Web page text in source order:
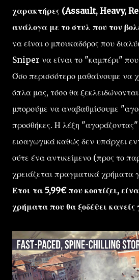
χαρακτήρες (Assault, Heavy,
ανάλογα με το στυλ που τον
να είναι ο μπουκαδόρος που
Sniper να είναι το "καμπέρι" που
Όσο περισσότερο μαθαίνουμε να
όπλα μας, τόσο θα
μπορούμε να αναβαθμίσουμε
προσθήκες. Η λέξη "αγοράζοντας"
εισαγωγικά καθώς δεν υπάρχει
ούτε ένα αντικείμενο (προς το
χρειάζεται πραγματικά χρήματα
Έτσι τα 5,99€ που κοστίζει,
χρήματα που θα ξοδέψει κανείς